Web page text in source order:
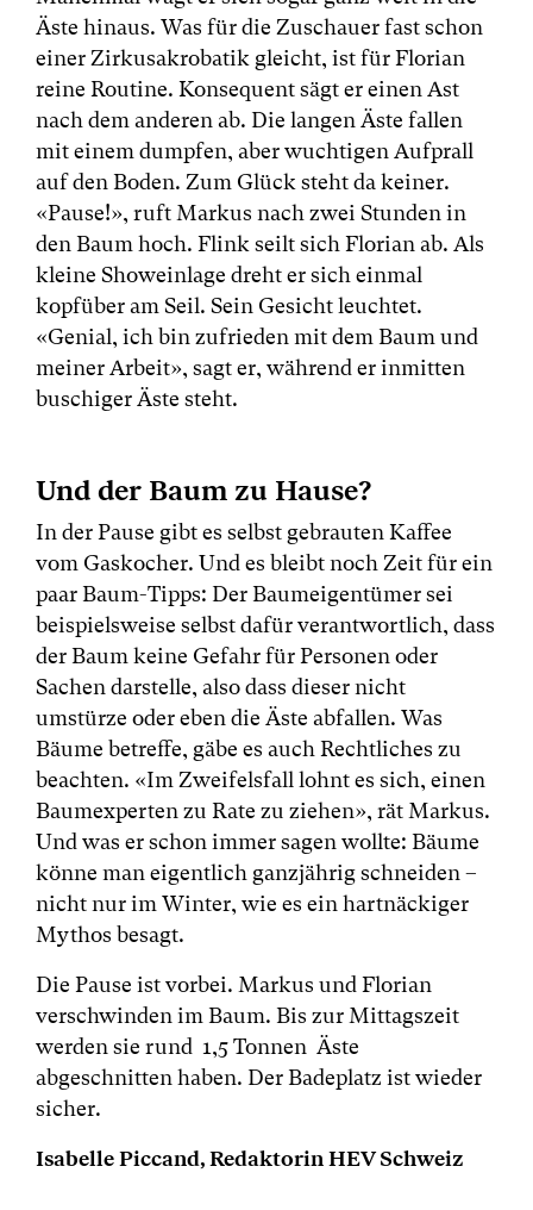
Äste hinaus. Was für die Zuschauer fast schon
einer Zirkusakrobatik gleicht, ist für Florian
reine Routine. Konsequent sägt er einen Ast
nach dem anderen ab. Die langen Äste fallen
mit einem dumpfen, aber wuchtigen Aufprall
auf den Boden. Zum Glück steht da keiner.
«Pause!», ruft Markus nach zwei Stunden in
den Baum hoch. Flink seilt sich Florian ab. Als
kleine Showeinlage dreht er sich einmal
kopfüber am Seil. Sein Gesicht leuchtet.
«Genial, ich bin zufrieden mit dem Baum und
meiner Arbeit», sagt er, während er inmitten
buschiger Äste steht.
Und der Baum zu Hause?
In der Pause gibt es selbst gebrauten Kaffee
vom Gaskocher. Und es bleibt noch Zeit für ein
paar Baum-Tipps: Der Baumeigentümer sei
beispielsweise selbst dafür verantwortlich, dass
der Baum keine Gefahr für Personen oder
Sachen darstelle, also dass dieser nicht
umstürze oder eben die Äste abfallen. Was
Bäume betreffe, gäbe es auch Rechtliches zu
beachten. «Im Zweifelsfall lohnt es sich, einen
Baumexperten zu Rate zu ziehen», rät Markus.
Und was er schon immer sagen wollte: Bäume
könne man eigentlich ganzjährig schneiden –
nicht nur im Winter, wie es ein hartnäckiger
Mythos besagt.
Die Pause ist vorbei. Markus und Florian
verschwinden im Baum. Bis zur Mittagszeit
werden sie rund 1,5 Tonnen Äste
abgeschnitten haben. Der Badeplatz ist wieder
sicher.
Isabelle Piccand, Redaktorin HEV Schweiz